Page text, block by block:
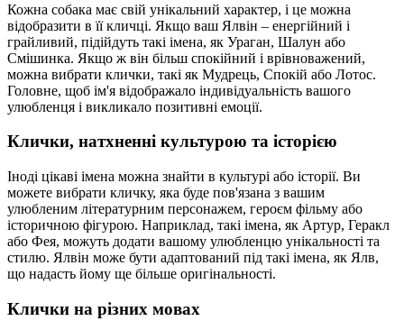
Кожна собака має свій унікальний характер, і це можна
відобразити в її кличці. Якщо ваш Ялвін – енергійний і
грайливий, підійдуть такі імена, як Ураган, Шалун або
Смішинка. Якщо ж він більш спокійний і врівноважений,
можна вибрати клички, такі як Мудрець, Спокій або Лотос.
Головне, щоб ім'я відображало індивідуальність вашого
улюбленця і викликало позитивні емоції.
Клички, натхненні культурою та історією
Іноді цікаві імена можна знайти в культурі або історії. Ви
можете вибрати кличку, яка буде пов'язана з вашим
улюбленим літературним персонажем, героєм фільму або
історичною фігурою. Наприклад, такі імена, як Артур, Геракл
або Фея, можуть додати вашому улюбленцю унікальності та
стилю. Ялвін може бути адаптований під такі імена, як Ялв,
що надасть йому ще більше оригінальності.
Клички на різних мовах